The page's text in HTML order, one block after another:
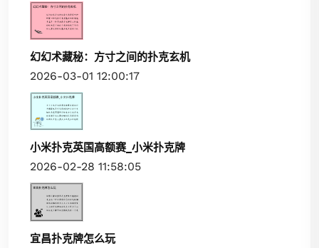
幻幻术藏秘：方寸之间的扑克玄机
2026-03-01 12:00:17
小米扑克英国高额赛_小米扑克牌
2026-02-28 11:58:05
宜昌扑克牌怎么玩